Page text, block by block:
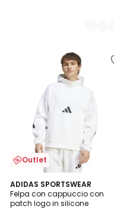
Outlet
ADIDAS SPORTSWEAR
Felpa con cappuccio con
patch logo in silicone
4,9
/ 5